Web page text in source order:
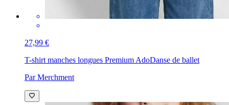
27,99 €
T-shirt manches longues Premium AdoDanse de ballet
Par Merchment